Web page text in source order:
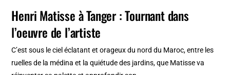
Tétouan
:
culturelle
intéressante
Henri Matisse à Tanger : Tournant dans
l’oeuvre de l’artiste
C’est sous le ciel éclatant et orageux du nord du Maroc, entre les
ruelles de la médina et la quiétude des jardins, que Matisse va